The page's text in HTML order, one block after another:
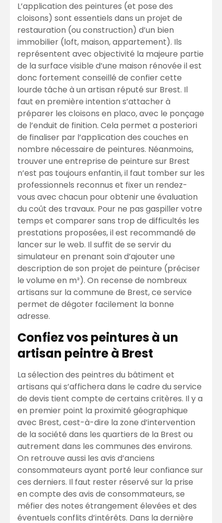
L’application des peintures (et pose des
cloisons) sont essentiels dans un projet de
restauration (ou construction) d’un bien
immobilier (loft, maison, appartement). Ils
représentent avec objectivité la majeure partie
de la surface visible d’une maison rénovée il est
donc fortement conseillé de confier cette
lourde tâche à un artisan réputé sur Brest. Il
faut en première intention s’attacher à
préparer les cloisons en placo, avec le ponçage
de l’enduit de finition. Cela permet a posteriori
de finaliser par l’application des couches en
nombre nécessaire de peintures. Néanmoins,
trouver une entreprise de peinture sur Brest
n’est pas toujours enfantin, il faut tomber sur les
professionnels reconnus et fixer un rendez-
vous avec chacun pour obtenir une évaluation
du coût des travaux. Pour ne pas gaspiller votre
temps et comparer sans trop de difficultés les
prestations proposées, il est recommandé de
lancer sur le web. Il suffit de se servir du
simulateur en prenant soin d’ajouter une
description de son projet de peinture (préciser
le volume en m²). On recense de nombreux
artisans sur la commune de Brest, ce service
permet de dégoter facilement la bonne
adresse.
Confiez vos peintures à un
artisan peintre à Brest
La sélection des peintres du bâtiment et
artisans qui s’affichera dans le cadre du service
de devis tient compte de certains critères. Il y a
en premier point la proximité géographique
avec Brest, cest-à-dire la zone d’intervention
de la société dans les quartiers de la Brest ou
autrement dans les communes des environs.
On retrouve aussi les avis d’anciens
consommateurs ayant porté leur confiance sur
ces derniers. Il faut rester réservé sur la prise
en compte des avis de consommateurs, se
méfier des notes étrangement élevées et des
éventuels conflits d’intérêts. Dans la dernière